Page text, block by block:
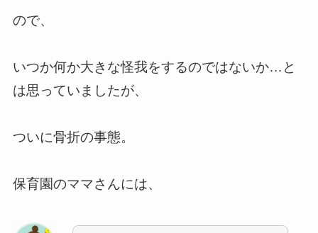
ので、
いつか何か大きな怪我をするのではないか…と
は思っていましたが、
ついに骨折の事態。
保育園のママさんには、